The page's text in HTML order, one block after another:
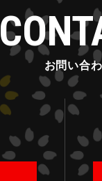
お問い合